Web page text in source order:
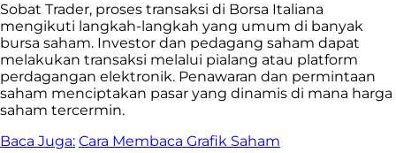
Sobat Trader, proses transaksi di Borsa Italiana
mengikuti langkah-langkah yang umum di banyak
bursa saham. Investor dan pedagang saham dapat
melakukan transaksi melalui pialang atau platform
perdagangan elektronik. Penawaran dan permintaan
saham menciptakan pasar yang dinamis di mana harga
saham tercermin.
Baca Juga: Cara Membaca Grafik Saham